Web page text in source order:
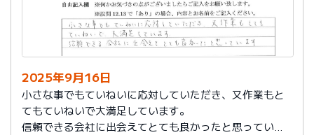
2025年9月16日
小さな事でもていねいに応対していただき、又作業もと
てもていねいで大満足しています。
信頼できる会社に出会えてとても良かったと思っていま